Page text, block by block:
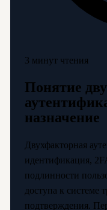
3 минут чтения
Понятие
назначение
Двухфакторная
идентификация,
подлинности
доступа к системе
подтверждения.